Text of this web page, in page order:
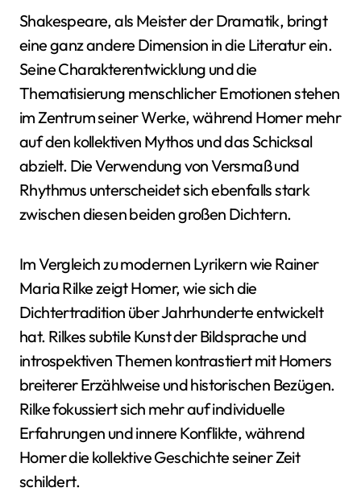
Shakespeare, als Meister der Dramatik, bringt
eine ganz andere Dimension in die Literatur ein.
Seine Charakterentwicklung und die
Thematisierung menschlicher Emotionen stehen
im Zentrum seiner Werke, während Homer mehr
auf den kollektiven Mythos und das Schicksal
abzielt. Die Verwendung von Versmaß und
Rhythmus unterscheidet sich ebenfalls stark
zwischen diesen beiden großen Dichtern.
Im Vergleich zu modernen Lyrikern wie Rainer
Maria Rilke zeigt Homer, wie sich die
Dichtertradition über Jahrhunderte entwickelt
hat. Rilkes subtile Kunst der Bildsprache und
introspektiven Themen kontrastiert mit Homers
breiterer Erzählweise und historischen Bezügen.
Rilke fokussiert sich mehr auf individuelle
Erfahrungen und innere Konflikte, während
Homer die kollektive Geschichte seiner Zeit
schildert.